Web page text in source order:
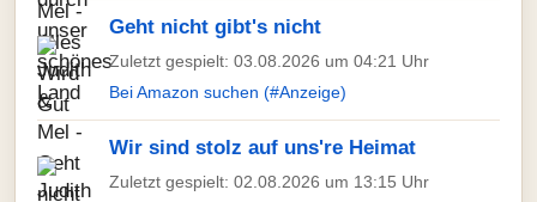
Geht nicht gibt's nicht
Zuletzt gespielt: 03.08.2026 um 04:21 Uhr
Bei Amazon suchen (#Anzeige)
Wir sind stolz auf uns're Heimat
Zuletzt gespielt: 02.08.2026 um 13:15 Uhr